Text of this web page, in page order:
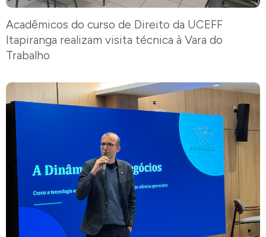
Acadêmicos do curso de Direito da UCEFF
Itapiranga realizam visita técnica à Vara do
Trabalho